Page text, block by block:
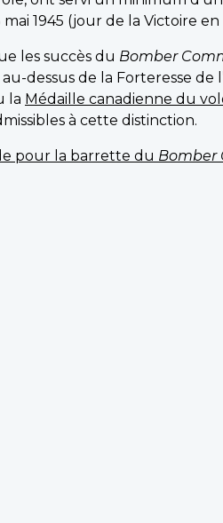
1945 (jour de la Victoire
les succès du Bomber
dessus de la Forteresse
la Médaille canadienne du
à cette distinction.
pour la barrette du Bomber